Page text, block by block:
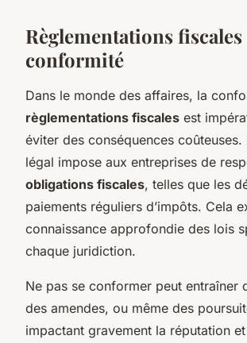
Règlementations fiscales
conformité
Dans le monde des affaires, la
règlementations fiscales est
éviter des conséquences coûteuses.
légal impose aux entreprises de
obligations fiscales, telles que les
paiements réguliers d’impôts. Cela
connaissance approfondie des lois
chaque juridiction.
Ne pas se conformer peut entraîner
des amendes, ou même des
impactant gravement la réputation